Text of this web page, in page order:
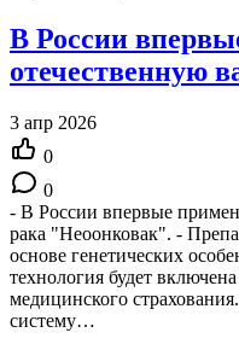
В России
отечественную
3 апр 2026
0
0
- В России впервые
рака "Неоонковак". -
основе генетических
технология будет
медицинского
систему…